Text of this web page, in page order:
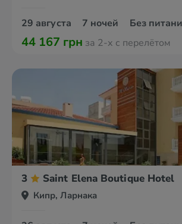
29 августа 7 ночей Без
44 167 грн за 2-х с перелётом
3 Saint Elena Boutique Hotel
Кипр, Ларнака